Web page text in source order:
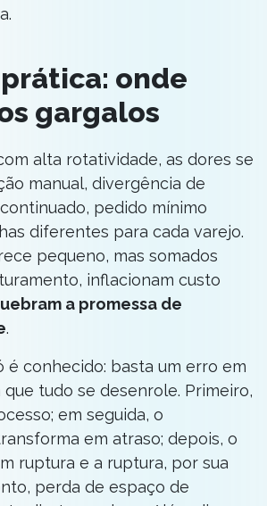
onde
gargalos
alta rotatividade, as dores se
manual, divergência de
pedido mínimo
diferentes para cada varejo.
pequeno, mas somados
inflacionam custo
a promessa de
.
é conhecido: basta um erro em
tudo se desenrole. Primeiro,
em seguida, o
em atraso; depois, o
ruptura e a ruptura, por sua
perda de espaço de